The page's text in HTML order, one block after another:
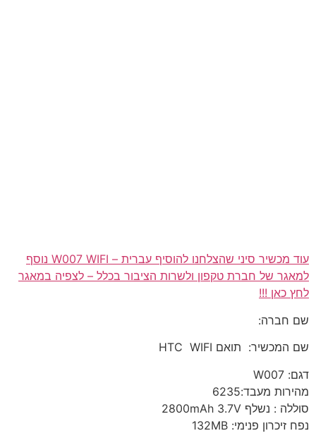
עוד מכשיר סיני שהצלחנו להוסיף עברית – W007 WIFI נוסף
למאגר של חברת טקפון ולשרות הציבור בכלל – לצפיה במאגר
לחץ כאן !!!
שם חברה:
שם המכשיר: תואם HTC WIFI
דגם: W007
מהירות מעבד:6235
סוללה : נשלף 2800mAh 3.7V
נפח זיכרון פנימי: 132MB